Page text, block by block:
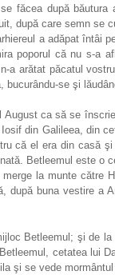
făcea după băutura
după care semn se
a adăpat întâi
poporul că nu s-a
a arătat păcatul
bucurându-se şi
August ca să se
din Galileea, din
că el era din casă
Betleemul este o
la munte către
după buna vestire a
Betleemul; şi de
cetatea lui
şi se vede